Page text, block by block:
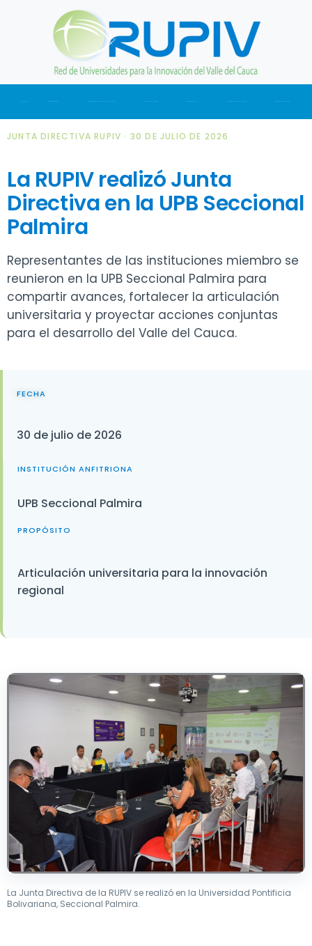
JUNTA DIRECTIVA RUPIV · 30 DE JULIO DE 2026
La RUPIV realizó Junta
Directiva en la UPB Seccional
Palmira
Representantes de las instituciones miembro se
reunieron en la UPB Seccional Palmira para
compartir avances, fortalecer la articulación
universitaria y proyectar acciones conjuntas
para el desarrollo del Valle del Cauca.
FECHA
30 de julio de 2026
INSTITUCIÓN ANFITRIONA
UPB Seccional Palmira
PROPÓSITO
Articulación universitaria para la innovación
regional
La Junta Directiva de la RUPIV se realizó en la Universidad Pontificia
Bolivariana, Seccional Palmira.